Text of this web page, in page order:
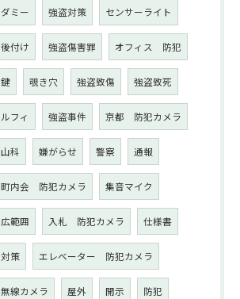
ダミー 強盗対策 センサーライト
後付け 強盗傷害罪 オフィス 防犯
鍵 覗き穴 強盗致傷 強盗致死
ルフィ 強盗事件 京都 防犯カメラ
山科 嫌がらせ 警察 通報
町内会 防犯カメラ 集音マイク
広範囲 入札 防犯カメラ 仕様書
対策 エレベーター 防犯カメラ
無線カメラ 屋外 開示 防犯